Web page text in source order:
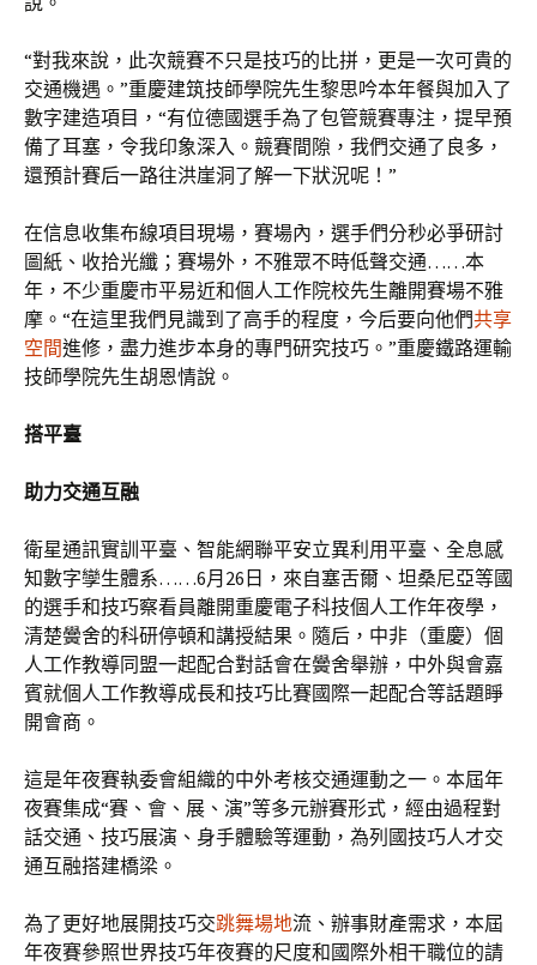
“對我來說，此次競賽不只是技巧的比拼，更是一次可貴的
交通機遇。”重慶建筑技師學院先生黎思吟本年餐與加入了
數字建造項目，“有位德國選手為了包管競賽專注，提早預
備了耳塞，令我印象深入。競賽間隙，我們交通了良多，
還預計賽后一路往洪崖洞了解一下狀況呢！”
在信息收集布線項目現場，賽場內，選手們分秒必爭研討
圖紙、收拾光纖；賽場外，不雅眾不時低聲交通……本
年，不少重慶市平易近和個人工作院校先生離開賽場不雅
摩。“在這里我們見識到了高手的程度，今后要向他們共享
空間進修，盡力進步本身的專門研究技巧。”重慶鐵路運輸
技師學院先生胡恩情說。
搭平臺
助力交通互融
衛星通訊實訓平臺、智能網聯平安立異利用平臺、全息感
知數字孿生體系……6月26日，來自塞舌爾、坦桑尼亞等國
的選手和技巧察看員離開重慶電子科技個人工作年夜學，
清楚黌舍的科研停頓和講授結果。隨后，中非（重慶）個
人工作教導同盟一起配合對話會在黌舍舉辦，中外與會嘉
賓就個人工作教導成長和技巧比賽國際一起配合等話題睜
開會商。
這是年夜賽執委會組織的中外考核交通運動之一。本屆年
夜賽集成“賽、會、展、演”等多元辦賽形式，經由過程對
話交通、技巧展演、身手體驗等運動，為列國技巧人才交
通互融搭建橋梁。
為了更好地展開技巧交跳舞場地流、辦事財產需求，本屆
年夜賽參照世界技巧年夜賽的尺度和國際外相干職位的請